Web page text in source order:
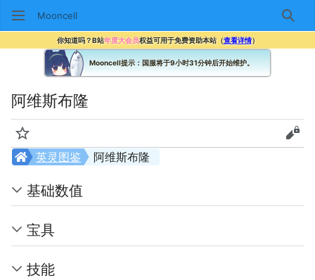
Mooncell 搜索
你知道吗？B站年度大会员权益可用于免费资助本站（查看详情）
Mooncell提示：国服将于9小时31分钟后开始维护。
阿维斯布隆
监视 查看
阿维斯布隆
英灵图鉴
基础数值
宝具
技能